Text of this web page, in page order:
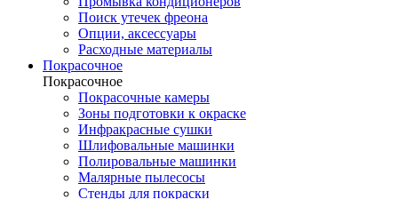
Поиск утечек фреона
Опции, аксессуары
Расходные материалы
Покрасочное
Покрасочное
Покрасочные камеры
Зоны подготовки к окраске
Инфракрасные сушки
Шлифовальные машинки
Полировальные машинки
Малярные пылесосы
Стенды для покраски